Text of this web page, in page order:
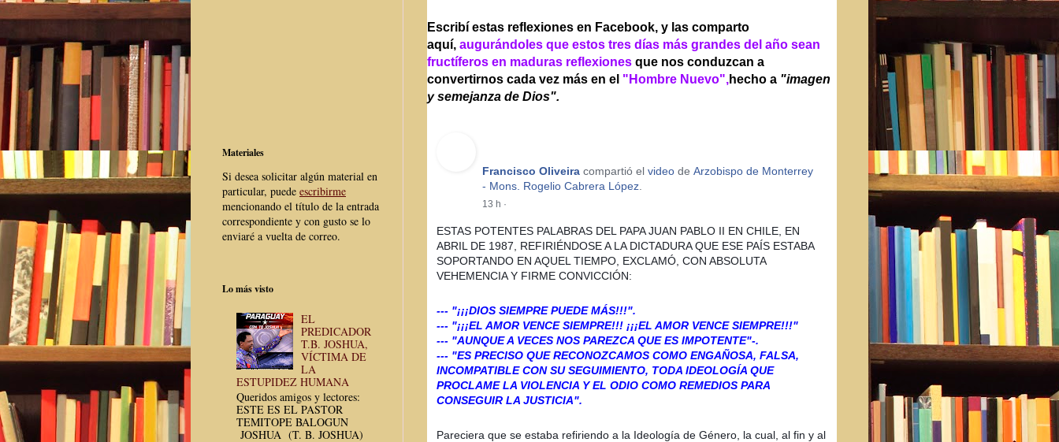
Escribí estas reflexiones en Facebook, y las comparto
aquí, augurándoles que estos tres días más grandes del año sean
fructíferos en maduras reflexiones que nos conduzcan a
convertirnos cada vez más en el "Hombre Nuevo",hecho a "imagen
y semejanza de Dios".
Francisco Oliveira compartió el video de Arzobispo de Monterrey
- Mons. Rogelio Cabrera López
13 h ·
ESTAS POTENTES PALABRAS DEL PAPA JUAN PABLO II EN CHILE, EN
ABRIL DE 1987, REFIRIÉNDOSE A LA DICTADURA QUE ESE PAÍS ESTABA
SOPORTANDO EN AQUEL TIEMPO, EXCLAMÓ, CON ABSOLUTA
VEHEMENCIA Y FIRME CONVICCIÓN:
--- "¡¡¡DIOS SIEMPRE PUEDE MÁS!!!".
--- "¡¡¡EL AMOR VENCE SIEMPRE!!! ¡¡¡EL AMOR VENCE SIEMPRE!!!"
--- "AUNQUE A VECES NOS PAREZCA QUE ES IMPOTENTE"-.
--- "ES PRECISO QUE RECONOZCAMOS COMO ENGAÑOSA, FALSA,
INCOMPATIBLE CON SU SEGUIMIENTO, TODA IDEOLOGÍA QUE
PROCLAME LA VIOLENCIA Y EL ODIO COMO REMEDIOS PARA
CONSEGUIR LA JUSTICIA".
Pareciera que se estaba refiriendo a la Ideología de Género, la cual, al fin y al
Materiales
Si desea solicitar algún material en
particular, puede escribirme
mencionando el título de la entrada
correspondiente y con gusto se lo
enviaré a vuelta de correo.
Lo más visto
EL
PREDICADOR
T.B. JOSHUA,
VÍCTIMA DE
LA
ESTUPIDEZ HUMANA
Queridos amigos y lectores:
ESTE ES EL PASTOR
TEMITOPE BALOGUN
JOSHUA (T. B. JOSHUA)